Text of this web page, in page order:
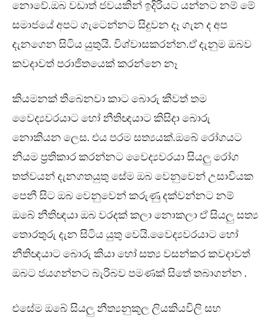
නොවේ.ඔබ වඩාත් ජවයකින් ඉදිරියට යන්නට නම් මේ
සමාජයේ අපට ගැටෙන්නට සිදුවන දෑ ගැන ද අප
දැනගෙන සිටිය යුතුයි. විශ්වාසකරන්න.ඒ දැනුම ඔබව
කවදාවත් පරාජිතයෙක් කරන්නෙ නෑ
කියමනක් තිබෙනවා කාට බොරු කීවත් තම
වෛද්‍යවරයාට හෝ නීතිඥයාට කිසිදා බොරු
නොකියන ලෙස. එය පරම සත්‍යයක්.ඔබේ රෝගයට
නියම ප්‍රතිකාර කරන්නට වෛද්‍යවරයා සියලු රෝග
තත්වයන් දැනගතයුතු සේම ඔබ වෙනුවෙන් උසාවියක
පෙනී සිට ඔබ වෙනුවෙන් කරුණු දක්වන්නට නම්
ඔබේ නීතිඥයා ඔබ වරදක් කලා නොකලා ඒ සියලු සත්‍ය
තොරතුරු දැන සිටිය යුතු වෙයි.වෛද්‍යවරයාට හෝ
නීතිඥයාට බොරු කියා හෝ සත්‍ය වසන්කර කවදාවත්
ඔබට ජයගන්නට බැරිබව පමණක් සිතේ තබාගන්න .
එසේම ඔබේ සියලු නීත්‍යනුකූල ලියකියවිලි සහ